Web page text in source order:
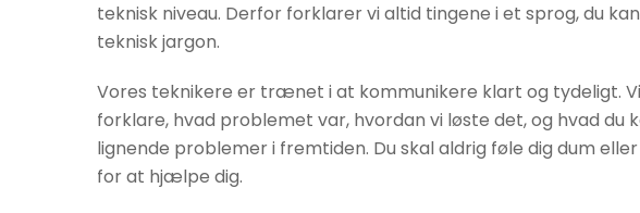
teknisk niveau. Derfor forklarer vi altid tingene i et sprog, du
teknisk jargon.
Vores teknikere er trænet i at kommunikere klart og tydeligt.
forklare, hvad problemet var, hvordan vi løste det, og hvad du
lignende problemer i fremtiden. Du skal aldrig føle dig dum
for at hjælpe dig.